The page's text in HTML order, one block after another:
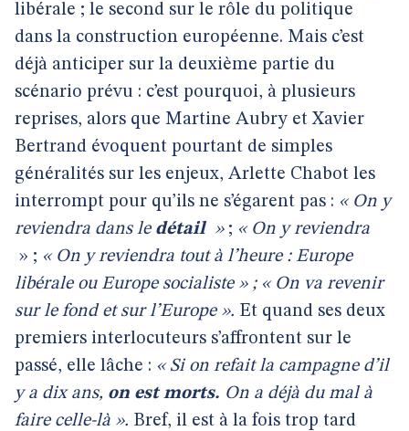
libérale ; le second sur le rôle du politique
dans la construction européenne. Mais c’est
déjà anticiper sur la deuxième partie du
scénario prévu : c’est pourquoi, à plusieurs
reprises, alors que Martine Aubry et Xavier
Bertrand évoquent pourtant de simples
généralités sur les enjeux, Arlette Chabot les
interrompt pour qu’ils ne s’égarent pas : « On y
reviendra dans le détail »; « On y reviendra
» ; « On y reviendra tout à l’heure : Europe
libérale ou Europe socialiste » ; « On va revenir
sur le fond et sur l’Europe ». Et quand ses deux
premiers interlocuteurs s’affrontent sur le
passé, elle lâche : « Si on refait la campagne d’il
y a dix ans, on est morts. On a déjà du mal à
faire celle-là ». Bref, il est à la fois trop tard